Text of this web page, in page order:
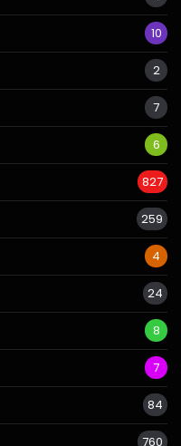
10
2
7
6
827
259
4
24
8
7
84
760